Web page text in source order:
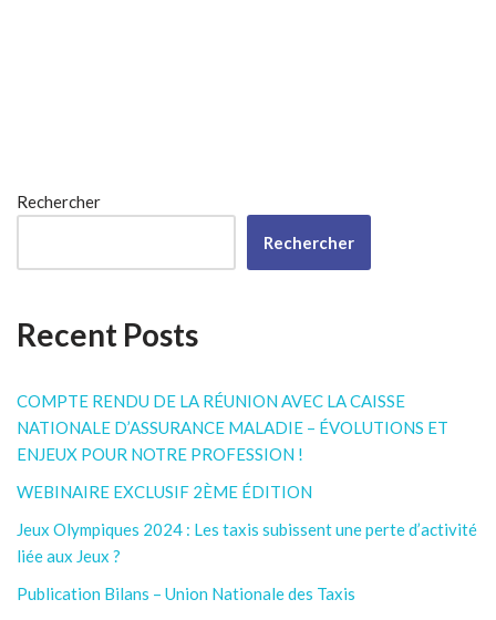
Rechercher
Rechercher
Recent Posts
COMPTE RENDU DE LA RÉUNION AVEC LA CAISSE
NATIONALE D’ASSURANCE MALADIE – ÉVOLUTIONS ET
ENJEUX POUR NOTRE PROFESSION !
WEBINAIRE EXCLUSIF 2ÈME ÉDITION
Jeux Olympiques 2024 : Les taxis subissent une perte d’activité
liée aux Jeux ?
Publication Bilans – Union Nationale des Taxis